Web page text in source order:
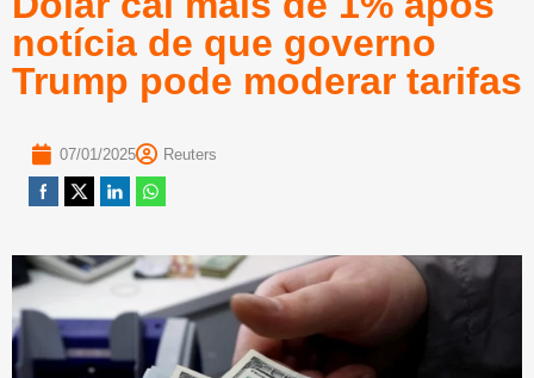
notícia de que governo
Trump pode moderar tarifas
07/01/2025 Reuters